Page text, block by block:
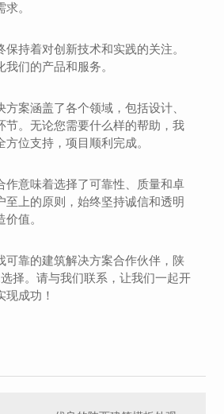
。
保持着对创新技术和实践的关注。
们的产品和服务。
方案涵盖了各个领域，包括设计、
节。无论您需要什么样的帮助，我
位支持，项目顺利完成。
作意味着选择了可靠性、质量和卓
至上的原则，始终坚持诚信和透明
值。
可靠的建筑解决方案合作伙伴，陕
择。请与我们联系，让我们一起开
现成功！